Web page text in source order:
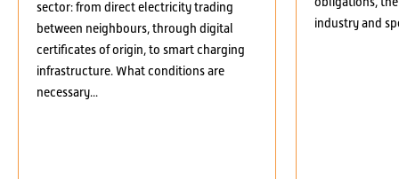
sector: from direct electricity trading
between neighbours, through digital
certificates of origin, to smart charging
infrastructure. What conditions are
necessary...
industry and